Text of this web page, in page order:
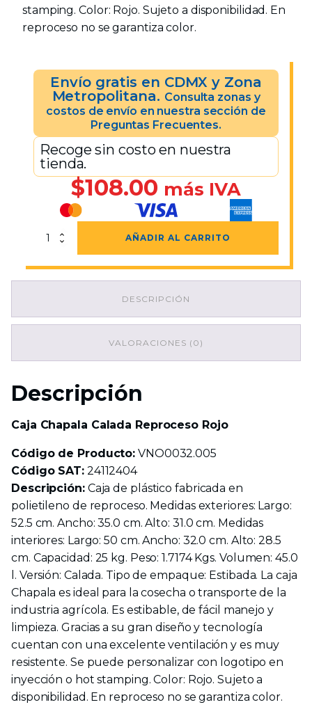
stamping. Color: Rojo. Sujeto a disponibilidad. En
reproceso no se garantiza color.
Envío gratis en CDMX y Zona
Metropolitana. Consulta zonas y
costos de envío en nuestra sección de
Preguntas Frecuentes.
Recoge sin costo en nuestra
tienda.
$108.00 más IVA
Caja
Chapala
Reproceso
AÑADIR AL CARRITO
DESCRIPCIÓN
VALORACIONES (0)
Descripción
Caja Chapala Calada Reproceso Rojo
Código de Producto: VNO0032.005
Código SAT:24112404
Descripción:Caja de plástico fabricada en
polietileno de reproceso. Medidas exteriores: Largo:
52.5 cm. Ancho: 35.0 cm. Alto: 31.0 cm. Medidas
interiores: Largo: 50 cm. Ancho: 32.0 cm. Alto: 28.5
cm. Capacidad: 25 kg. Peso: 1.7174 Kgs. Volumen: 45.0
l. Versión: Calada. Tipo de empaque: Estibada. La caja
Chapala es ideal para la cosecha o transporte de la
industria agrícola. Es estibable, de fácil manejo y
limpieza. Gracias a su gran diseño y tecnología
cuentan con una excelente ventilación y es muy
resistente. Se puede personalizar con logotipo en
inyección o hot stamping. Color: Rojo. Sujeto a
disponibilidad. En reproceso no se garantiza color.